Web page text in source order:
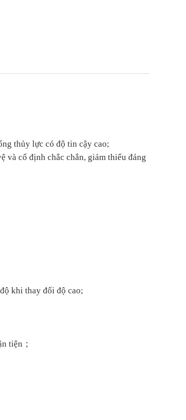
thủy lực có độ tin cậy cao;
và cố định chắc chắn, giảm thiểu đáng
khi thay đổi độ cao;
tiện ；